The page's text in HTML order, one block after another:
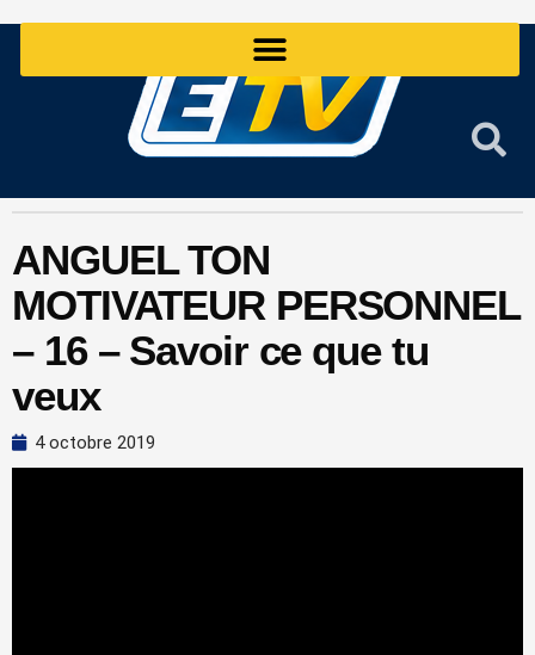
ANGUEL TON
MOTIVATEUR PERSONNEL
– 16 – Savoir ce que tu
veux
4 octobre 2019